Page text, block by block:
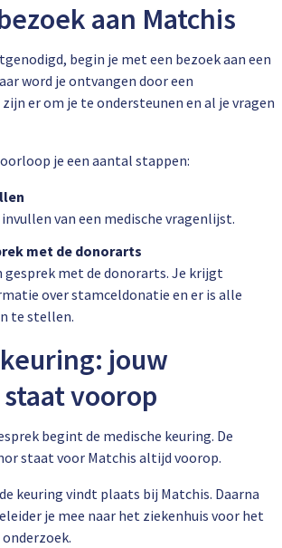
aan Matchis
begin je met een bezoek aan een
word je ontvangen door een
er om je te ondersteunen en al je vragen
je een aantal stappen:
van een medische vragenlijst.
met de donorarts
gesprek met de donorarts. Je krijgt
over stamceldonatie en er is alle
te stellen.
jouw
voorop
begint de medische keuring. De
staat voor Matchis altijd voorop.
keuring vindt plaats bij Matchis. Daarna
je mee naar het ziekenhuis voor het